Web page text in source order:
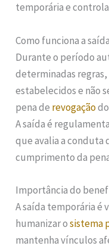
temporária e
Como funciona a
Durante o período
determinadas
estabelecidos e não
pena de revogaçãodo
A saída é
que avalia a conduta
cumprimento da
Importância do
A saída temporária é
humanizar osistema
mantenha vínculos